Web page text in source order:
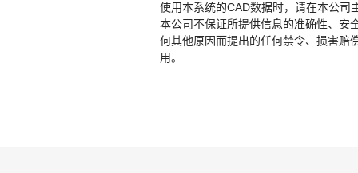
使用本系统的CAD数据时，请在本公司
本公司不保证所提供信息的准确性、安
何其他原因而提出的任何禁令、损害赔
用。